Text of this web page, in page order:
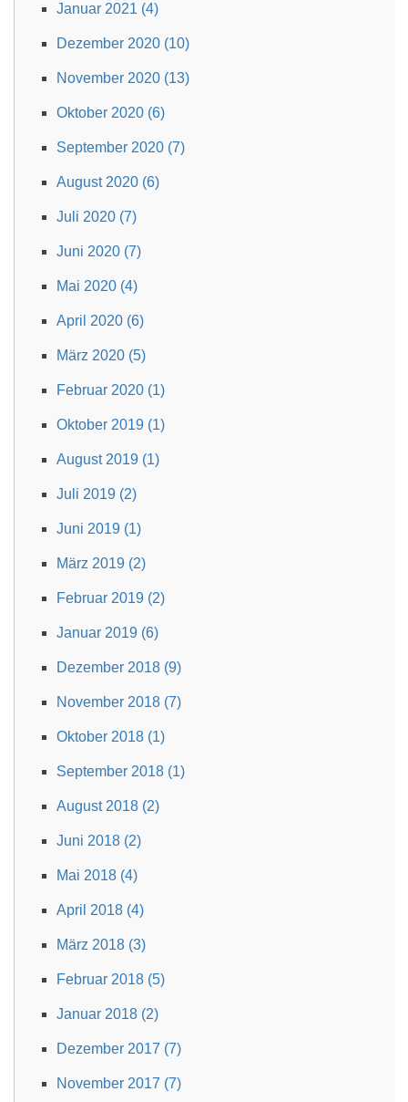
Januar 2021 (4)
Dezember 2020 (10)
November 2020 (13)
Oktober 2020 (6)
September 2020 (7)
August 2020 (6)
Juli 2020 (7)
Juni 2020 (7)
Mai 2020 (4)
April 2020 (6)
März 2020 (5)
Februar 2020 (1)
Oktober 2019 (1)
August 2019 (1)
Juli 2019 (2)
Juni 2019 (1)
März 2019 (2)
Februar 2019 (2)
Januar 2019 (6)
Dezember 2018 (9)
November 2018 (7)
Oktober 2018 (1)
September 2018 (1)
August 2018 (2)
Juni 2018 (2)
Mai 2018 (4)
April 2018 (4)
März 2018 (3)
Februar 2018 (5)
Januar 2018 (2)
Dezember 2017 (7)
November 2017 (7)